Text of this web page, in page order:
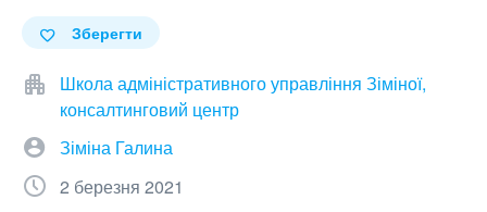
Зберегти
Школа адміністративного управління Зіміної,
консалтинговий центр
Зіміна Галина
2 березня 2021